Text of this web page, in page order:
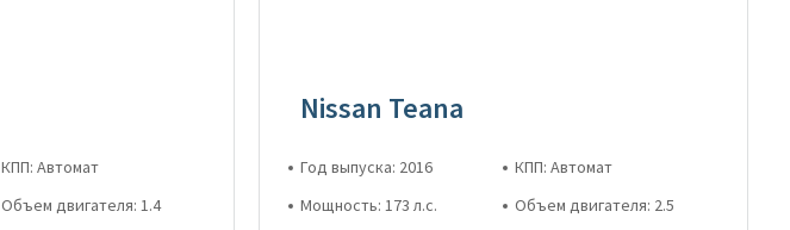
КПП: Автомат
Объем двигателя: 1.4
Nissan Teana
Год выпуска: 2016
КПП: Автомат
Мощность: 173 л.с.
Объем двигателя: 2.5